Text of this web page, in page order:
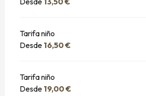
Tarifa niño
Desde 16,50 €
Tarifa niño
Desde 19,00 €